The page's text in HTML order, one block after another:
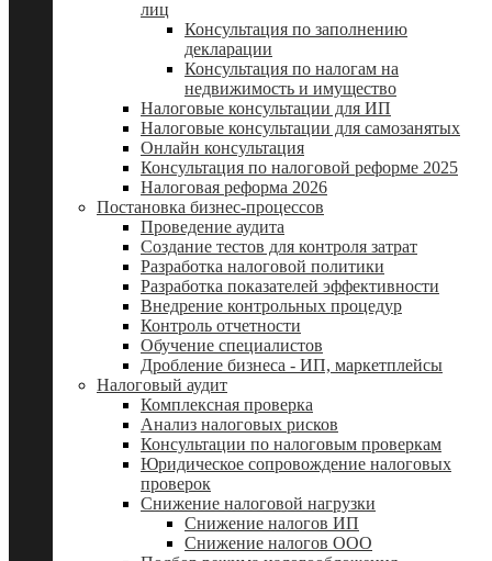
лиц
Консультация по заполнению
декларации
Консультация по налогам на
недвижимость и имущество
Налоговые консультации для ИП
Налоговые консультации для самозанятых
Онлайн консультация
Консультация по налоговой реформе 2025
Налоговая реформа 2026
Постановка бизнес-процессов
Проведение аудита
Создание тестов для контроля затрат
Разработка налоговой политики
Разработка показателей эффективности
Внедрение контрольных процедур
Контроль отчетности
Обучение специалистов
Дробление бизнеса - ИП, маркетплейсы
Налоговый аудит
Комплексная проверка
Анализ налоговых рисков
Консультации по налоговым проверкам
Юридическое сопровождение налоговых
проверок
Снижение налоговой нагрузки
Снижение налогов ИП
Снижение налогов ООО